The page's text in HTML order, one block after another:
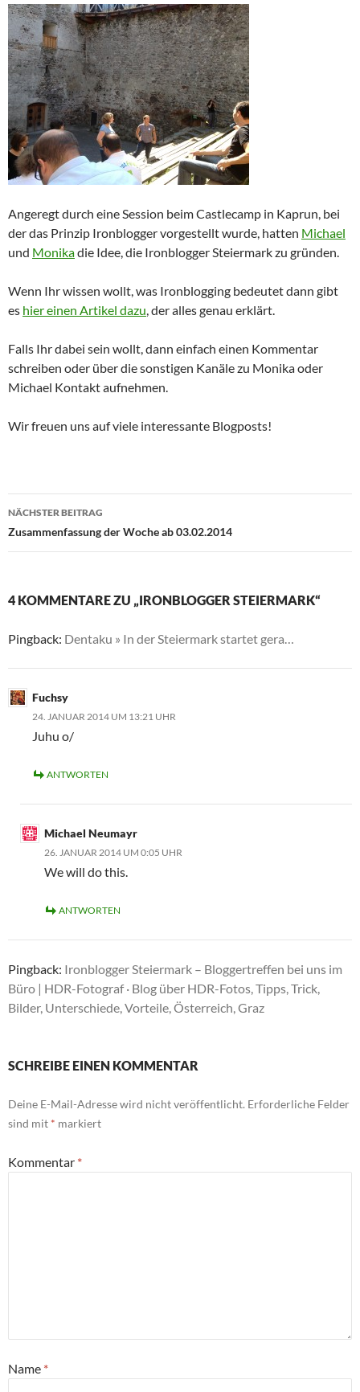
Angeregt durch eine Session beim Castlecamp in Kaprun, bei
der das Prinzip Ironblogger vorgestellt wurde, hatten Michael
und Monikadie Idee, die Ironblogger Steiermark zu gründen.
Wenn Ihr wissen wollt, was Ironblogging bedeutet dann gibt
es hier einen Artikel dazu, der alles genau erklärt.
Falls Ihr dabei sein wollt, dann einfach einen Kommentar
schreiben oder über die sonstigen Kanäle zu Monika oder
Michael Kontakt aufnehmen.
Wir freuen uns auf viele interessante Blogposts!
Beitragsnavigation
NÄCHSTER BEITRAG
Zusammenfassung der Woche ab 03.02.2014
4 KOMMENTARE ZU „IRONBLOGGER STEIERMARK“
Pingback: Dentaku » In der Steiermark startet gera…
Fuchsy
24. JANUAR 2014 UM 13:21 UHR
Juhu o/
ANTWORTEN
Michael Neumayr
26. JANUAR 2014 UM 0:05 UHR
We will do this.
ANTWORTEN
Pingback: Ironblogger Steiermark – Bloggertreffen bei uns im
Büro | HDR-Fotograf · Blog über HDR-Fotos, Tipps, Trick,
Bilder, Unterschiede, Vorteile, Österreich, Graz
SCHREIBE EINEN KOMMENTAR
Deine E-Mail-Adresse wird nicht veröffentlicht. Erforderliche Felder
sind mit * markiert
Kommentar *
Name *